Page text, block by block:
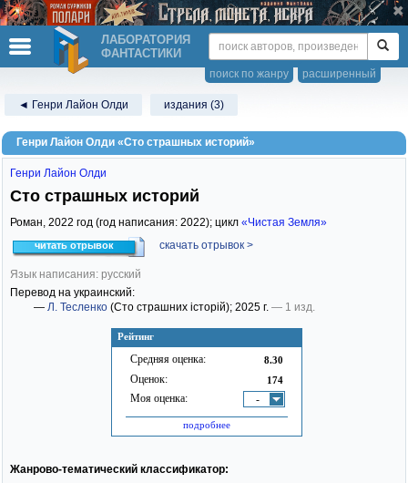
ЛАБОРАТОРИЯ
ФАНТАСТИКИ
расширенный
поиск по жанру
◄ Генри Лайон Олди издания (3)
Генри Лайон Олди «Сто страшных историй»
Рейтинг
Средняя оценка: 8.30
Оценок: 174
Моя оценка: -
подробнее
Генри Лайон Олди
Сто страшных историй
Роман, 2022 год (год написания: 2022); цикл «Чистая Земля»
читать отрывок скачать отрывок >
Язык написания: русский
Перевод на украинский:
— Л. Тесленко (Сто страшних історій); 2025 г. — 1 изд.
Жанрово-тематический классификатор: